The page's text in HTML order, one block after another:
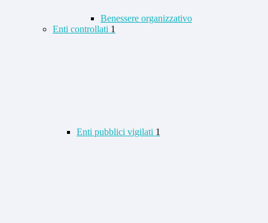
Benessere organizzativo
Enti controllati 1
Enti pubblici vigilati 1